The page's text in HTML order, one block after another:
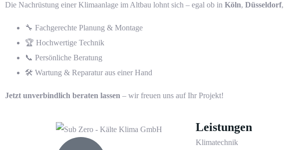
Die Nachrüstung einer Klimaanlage im Altbau lohnt sich – egal ob in Köln, Düsseldorf,
🔧 Fachgerechte Planung & Montage
🏆 Hochwertige Technik
📞 Persönliche Beratung
🛠️ Wartung & Reparatur aus einer Hand
Jetzt unverbindlich beraten lassen – wir freuen uns auf Ihr Projekt!
Leistungen
Klimatechnik